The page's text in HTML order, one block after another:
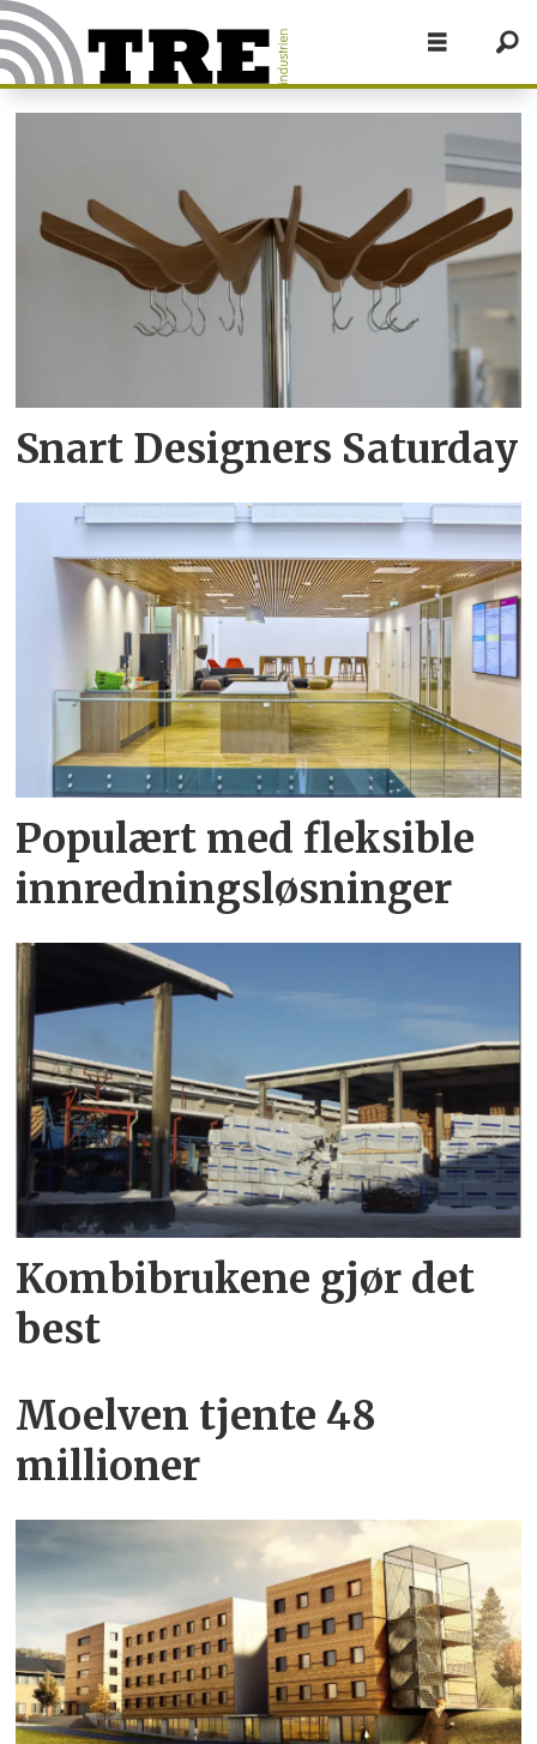
arkiv
Snart Designers Saturday
Populært med fleksible
innredningsløsninger
Kombibrukene gjør det
best
Moelven tjente 48
millioner